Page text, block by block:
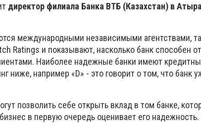
директор филиала Банка ВТБ (Казахстан) в
международными независимыми агентствами,
Ratings и показывают, насколько банк способен
Наиболее надежные банки имеют
ниже, например «D» - это говорит о том, что банк
позволить себе открыть вклад в том банке,
в первую очередь оценивает его